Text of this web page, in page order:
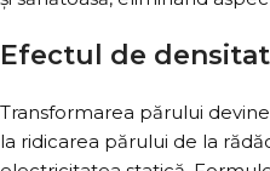
Efectul de
Transformarea părului
la ridicarea părului de la